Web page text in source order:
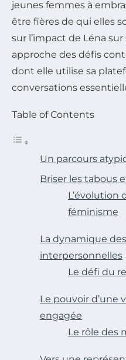
jeunes femmes à
être fières de qui elles
sur l’impact de Léna
approche des défis
dont elle utilise sa
conversations
Table of Contents
Un parcours
Briser les tabous
L’évolution
féminisme
La dynamique
interpersonnelles
Le défi du
Le pouvoir d’une
engagée
Le rôle des